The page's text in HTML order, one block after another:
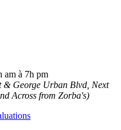
am à 7h pm
& George Urban Blvd, Next
Across from Zorba's)